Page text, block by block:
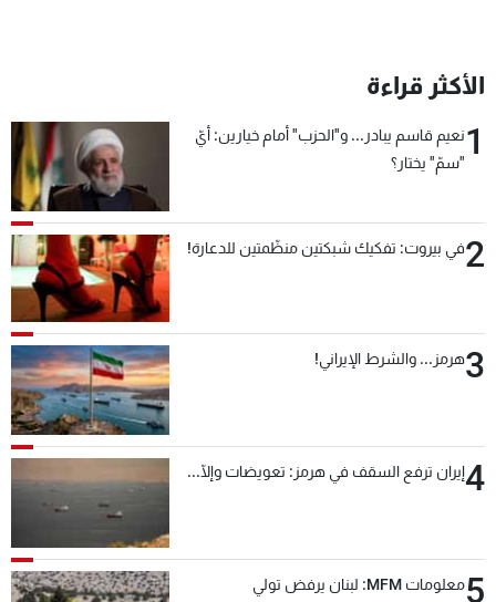
الأكثر قراءة
1نعيم قاسم يبادر... و"الحزب" أمام خيارين: أيّ
"سمّ" يختار؟
2في بيروت: تفكيك شبكتين منظّمتين للدعارة!
3هرمز... والشرط الإيراني!
4إيران ترفع السقف في هرمز: تعويضات وإلّا...
5 معلومات MFM: لبنان يرفض تولي